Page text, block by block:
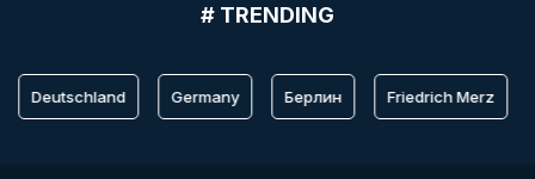
# TRENDING
Deutschland Germany Берлин Friedrich Merz